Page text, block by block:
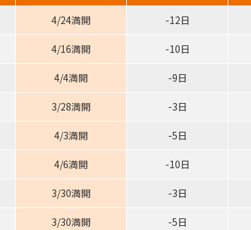
4/24満開 -12日
4/16満開 -10日
4/4満開 -9日
3/28満開 -3日
4/3満開 -5日
4/6満開 -10日
3/30満開 -3日
3/30満開 -5日